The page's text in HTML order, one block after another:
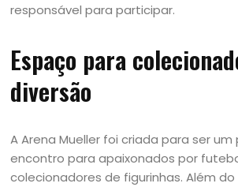
responsável para participar.
Espaço para
diversão
A Arena Mueller foi criada para ser
encontro para apaixonados por
colecionadores de figurinhas. Além